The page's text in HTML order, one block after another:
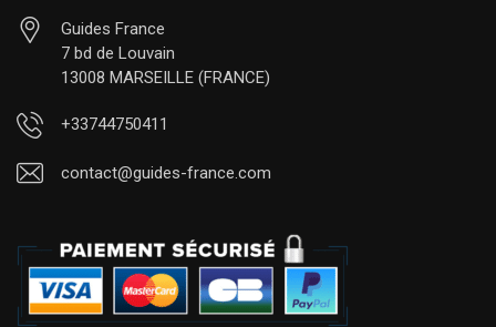
Guides France
7 bd de Louvain
13008 MARSEILLE (FRANCE)
+33744750411
contact@guides-france.com